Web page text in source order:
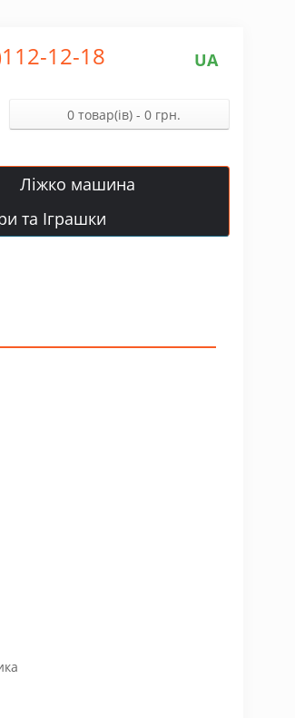
12-18 UA
0 товар(ів) - 0 грн.
Ліжко машина
та Іграшки